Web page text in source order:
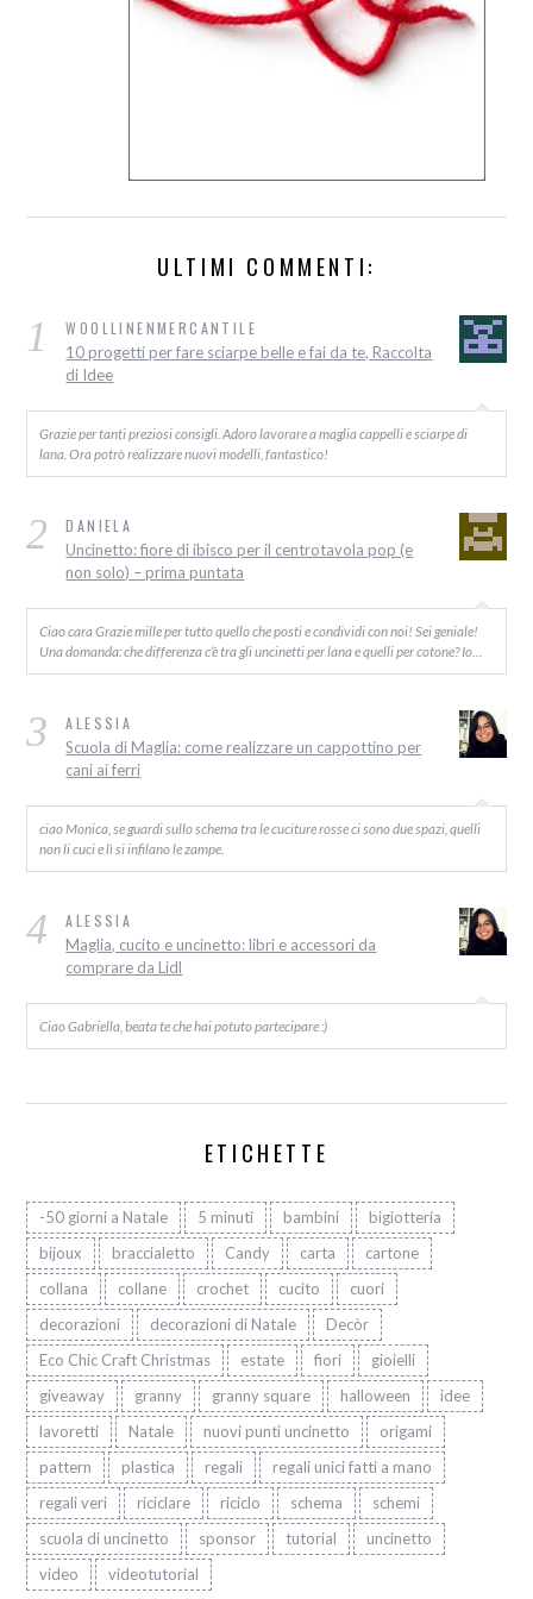
ULTIMI COMMENTI:
1 WOOLLINENMERCANTILE
10 progetti per fare sciarpe belle e fai da te, Raccolta
di Idee
Grazie per tanti preziosi consigli. Adoro lavorare a maglia cappelli e sciarpe di
lana. Ora potrò realizzare nuovi modelli, fantastico!
2 DANIELA
Uncinetto: fiore di ibisco per il centrotavola pop (e
non solo) – prima puntata
Ciao cara Grazie mille per tutto quello che posti e condividi con noi! Sei geniale!
Una domanda: che differenza c’è tra gli uncinetti per lana e quelli per cotone? Io…
3 ALESSIA
Scuola di Maglia: come realizzare un cappottino per
cani ai ferri
ciao Monica, se guardi sullo schema tra le cuciture rosse ci sono due spazi, quelli
non li cuci e lì si infilano le zampe.
4 ALESSIA
Maglia, cucito e uncinetto: libri e accessori da
comprare da Lidl
Ciao Gabriella, beata te che hai potuto partecipare :)
ETICHETTE
-50 giorni a Natale 5 minuti bambini
bigiotteria
bijoux
braccialetto Candy carta
cartone
collana
collane crochet cucito
cuori
decorazioni
decorazioni di Natale
Decòr
Eco Chic Craft Christmas
estate fiori
gioielli
giveaway
granny granny square halloween
idee
lavoretti
Natale nuovi punti uncinetto
origami
pattern
plastica regali
regali unici fatti a mano
regali veri
riciclare riciclo schema
schemi
scuola di uncinetto
sponsor tutorial
uncinetto
video
videotutorial